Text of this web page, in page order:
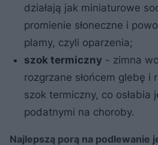
działają jak miniaturowe
promienie słoneczne i
plamy, czyli oparzenia;
szok termiczny - zimna
rozgrzane słońcem glebę i
szok termiczny, co osłabia
podatnymi na choroby.
Najlepszą porą na podlewanie